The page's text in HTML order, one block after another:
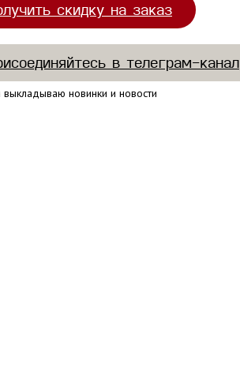
скидку на заказ
в телеграм-канал
новинки и новости